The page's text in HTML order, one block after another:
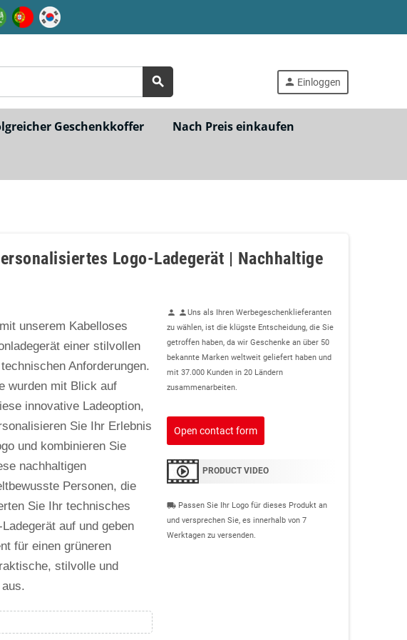
search person Einloggen
Geschenkkoffer Nach Preis einkaufen
Logo-Ladegerät | Nachhaltige
unserem Kabelloses
einer stilvollen
Anforderungen.
wurden mit Blick auf
innovative Ladeoption,
Sie Ihr Erlebnis
und kombinieren Sie
nachhaltigen
Personen, die
Sie Ihr technisches
auf und geben
für einen grüneren
stilvolle und
person personUns als Ihren Werbegeschenklieferanten
zu wählen, ist die klügste Entscheidung, die Sie
getroffen haben, da wir Geschenke an über 50
bekannte Marken weltweit geliefert haben und
mit 37.000 Kunden in 20 Ländern
zusammenarbeiten.
Open contact form
PRODUCT VIDEO
local_shipping Passen Sie Ihr Logo für dieses Produkt an
und versprechen Sie, es innerhalb von 7
Werktagen zu versenden.